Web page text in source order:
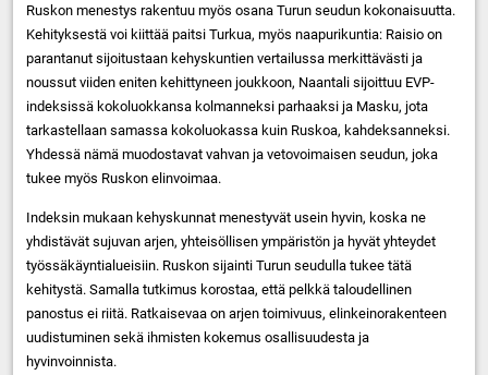
Ruskon menestys rakentuu myös osana Turun seudun kokonaisuutta.
Kehityksestä voi kiittää paitsi Turkua, myös naapurikuntia: Raisio on
parantanut sijoitustaan kehyskuntien vertailussa merkittävästi ja
noussut viiden eniten kehittyneen joukkoon, Naantali sijoittuu EVP-
indeksissä kokoluokkansa kolmanneksi parhaaksi ja Masku, jota
tarkastellaan samassa kokoluokassa kuin Ruskoa, kahdeksanneksi.
Yhdessä nämä muodostavat vahvan ja vetovoimaisen seudun, joka
tukee myös Ruskon elinvoimaa.
Indeksin mukaan kehyskunnat menestyvät usein hyvin, koska ne
yhdistävät sujuvan arjen, yhteisöllisen ympäristön ja hyvät yhteydet
työssäkäyntialueisiin. Ruskon sijainti Turun seudulla tukee tätä
kehitystä. Samalla tutkimus korostaa, että pelkkä taloudellinen
panostus ei riitä. Ratkaisevaa on arjen toimivuus, elinkeinorakenteen
uudistuminen sekä ihmisten kokemus osallisuudesta ja
hyvinvoinnista.